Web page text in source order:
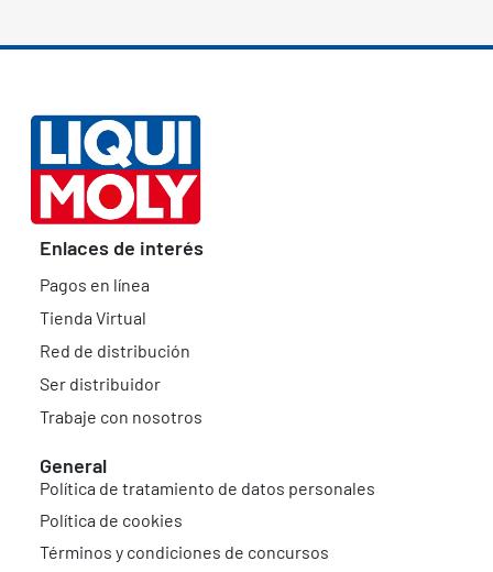
Enlaces de interés
Pagos en línea
Tienda Virtual
Red de distribución
Ser distribuidor
Trabaje con nosotros
General
Política de tratamiento de datos personales
Política de cookies
Términos y condiciones de concursos